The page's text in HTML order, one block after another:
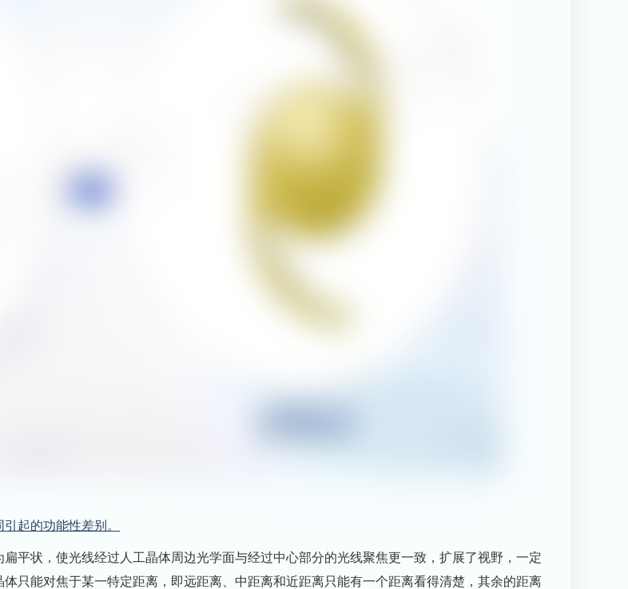
起的功能性差别。
平状，使光线经过人工晶体周边光学面与经过中心部分的光线聚焦更一致，扩展了视野，一定
只能对焦于某一特定距离，即远距离、中距离和近距离只能有一个距离看得清楚，其余的距离